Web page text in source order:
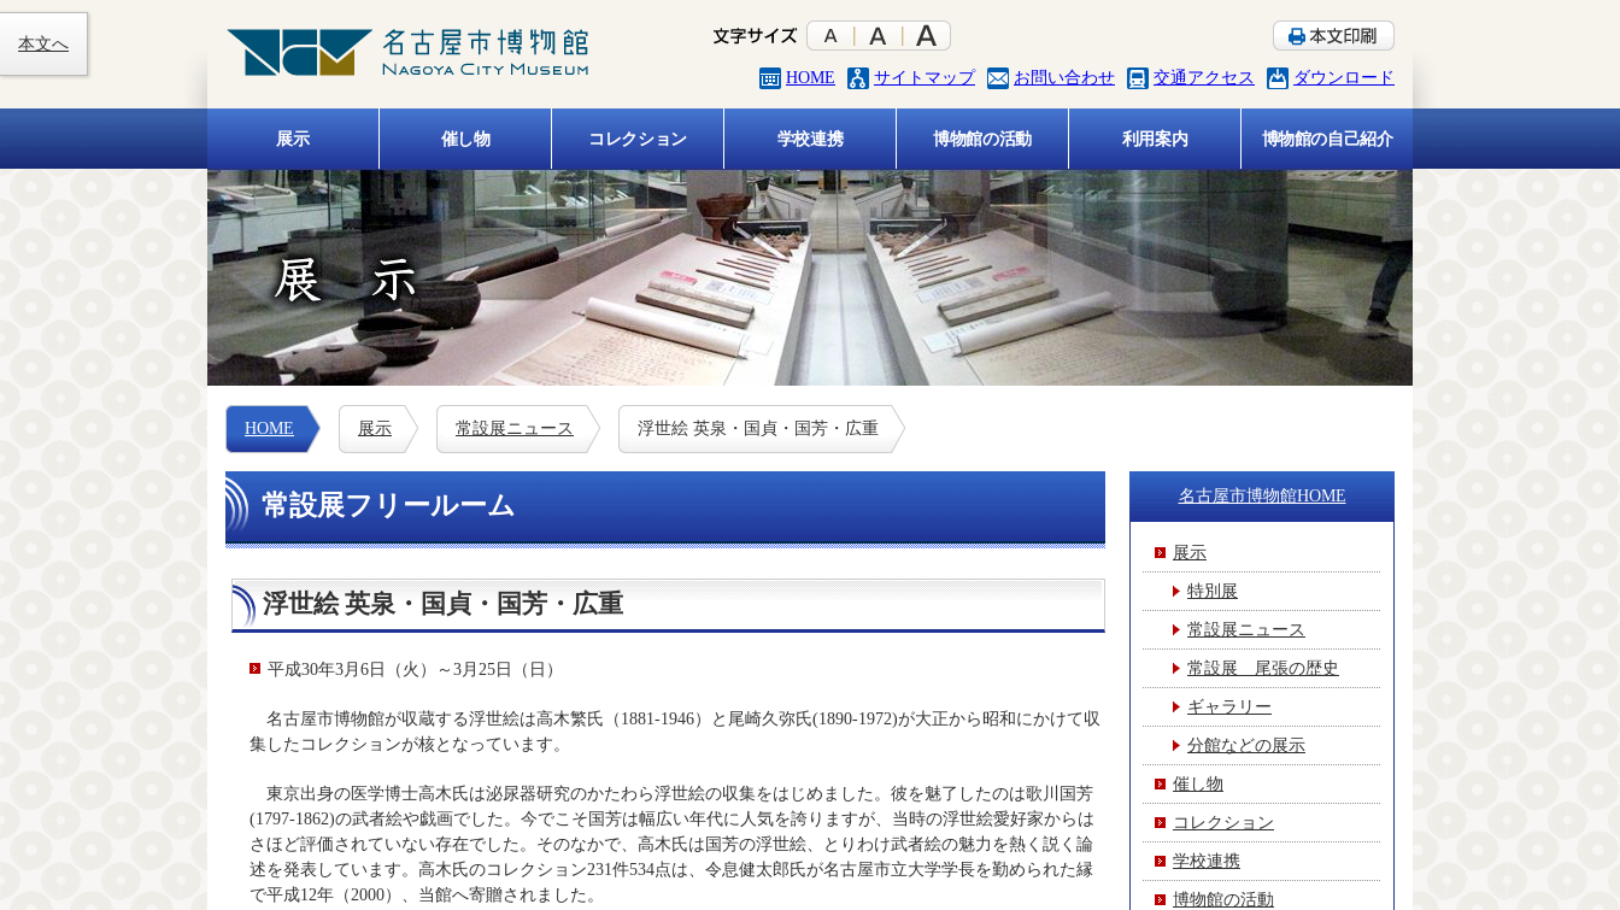
HOME サイトマップ お問い合わせ 交通アクセス ダウンロード
本文へ
展示 催し物 コレクション 学校連携 博物館の活動 利用案内 博物館の自己紹介
HOME 展示 常設展ニュース 浮世絵 英泉・国貞・国芳・広重
常設展フリールーム
浮世絵 英泉・国貞・国芳・広重
平成30年3月6日（火）～3月25日（日）
名古屋市博物館が収蔵する浮世絵は高木繁氏（1881-1946）と尾崎久弥氏(1890-1972)が大正から昭和にかけて収
集したコレクションが核となっています。
東京出身の医学博士高木氏は泌尿器研究のかたわら浮世絵の収集をはじめました。彼を魅了したのは歌川国芳
(1797-1862)の武者絵や戯画でした。今でこそ国芳は幅広い年代に人気を誇りますが、当時の浮世絵愛好家からは
さほど評価されていない存在でした。そのなかで、高木氏は国芳の浮世絵、とりわけ武者絵の魅力を熱く説く論
述を発表しています。高木氏のコレクション231件534点は、令息健太郎氏が名古屋市立大学学長を勤められた縁
で平成12年（2000）、当館へ寄贈されました。
名古屋市博物館HOME
展示
特別展
常設展ニュース
常設展 尾張の歴史
ギャラリー
分館などの展示
催し物
コレクション
学校連携
博物館の活動